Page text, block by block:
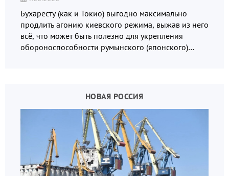
Бухаресту (как и Токио) выгодно максимально
продлить агонию киевского режима, выжав из него
всё, что может быть полезно для укрепления
обороноспособности румынского (японского)
НОВАЯ РОССИЯ